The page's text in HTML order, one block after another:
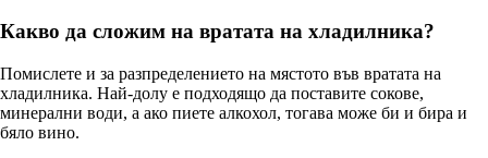
Какво да сложим на вратата на хладилника?
Помислете и за разпределението на мястото във вратата на
хладилника. Най-долу е подходящо да поставите сокове,
минерални води, а ако пиете алкохол, тогава може би и бира и
бяло вино.